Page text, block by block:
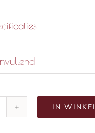
IN